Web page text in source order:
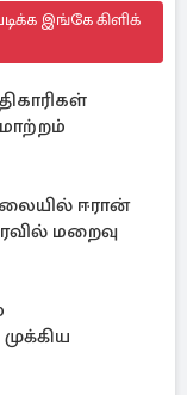
இங்கே கிளிக்
ஈரான்
மறைவு